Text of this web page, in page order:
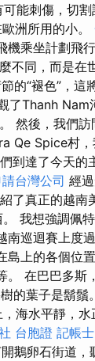
能刺傷，切割
洲所用的小。
機乘坐計劃飛
不同，而是在
的“褪色”，這
了Thanh Nam
然後，我們訪
Qe Spice村，
到達了今天的
請台灣公司 經
了真正的越南
我想強調佩特
南巡迴賽上度
島上的各個位
。 在巴巴多斯
的葉子是鬍鬚
海水平靜，水
台胞證 記帳
鵝卵石街道，